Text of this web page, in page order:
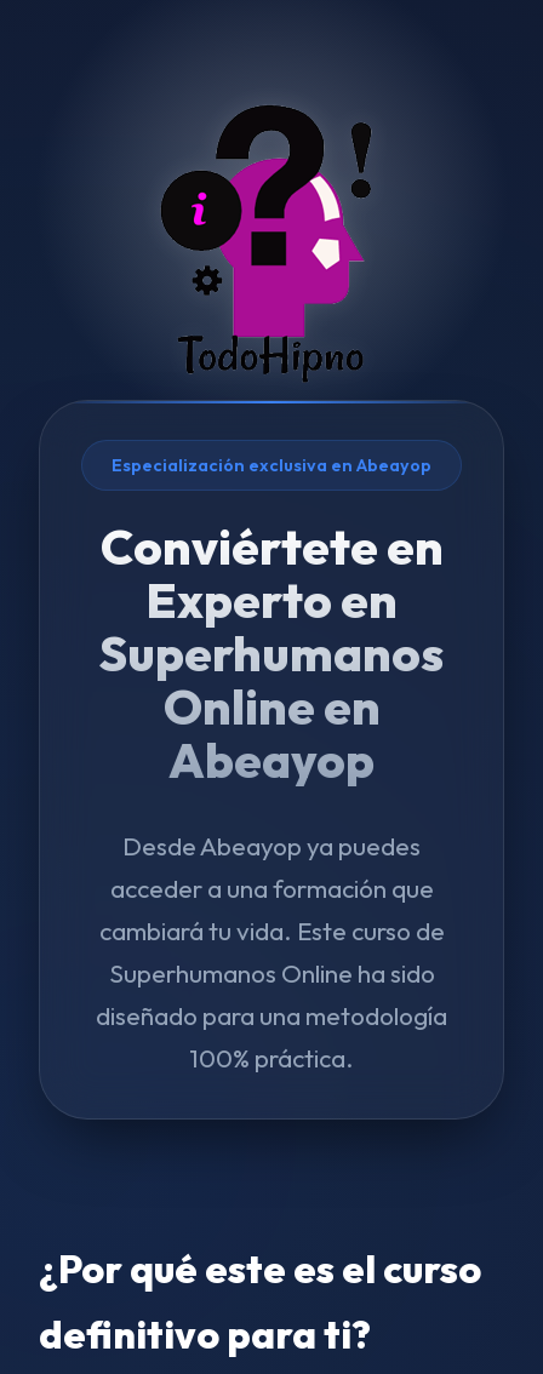
Especialización exclusiva en Abeayop
Conviértete en
Experto en
Superhumanos
Online en
Abeayop
Desde Abeayop ya puedes
acceder a una formación que
cambiará tu vida. Este curso de
Superhumanos Online ha sido
diseñado para una metodología
100% práctica.
¿Por qué este es el curso
definitivo para ti?